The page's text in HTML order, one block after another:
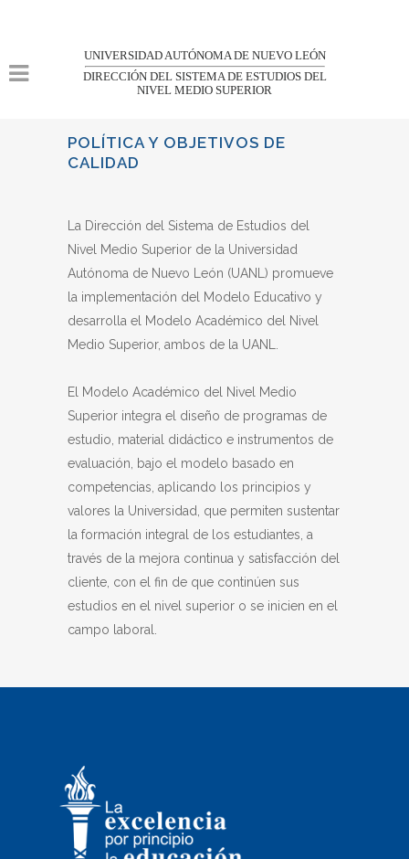
UNIVERSIDAD AUTÓNOMA DE NUEVO LEÓN
DIRECCIÓN DEL SISTEMA DE ESTUDIOS DEL
NIVEL MEDIO SUPERIOR
POLÍTICA Y OBJETIVOS DE
CALIDAD
La Dirección del Sistema de Estudios del
Nivel Medio Superior de la Universidad
Autónoma de Nuevo León (UANL) promueve
la implementación del Modelo Educativo y
desarrolla el Modelo Académico del Nivel
Medio Superior, ambos de la UANL.
El Modelo Académico del Nivel Medio
Superior integra el diseño de programas de
estudio, material didáctico e instrumentos de
evaluación, bajo el modelo basado en
competencias, aplicando los principios y
valores la Universidad, que permiten sustentar
la formación integral de los estudiantes, a
través de la mejora continua y satisfacción del
cliente, con el fin de que continúen sus
estudios en el nivel superior o se inicien en el
campo laboral.